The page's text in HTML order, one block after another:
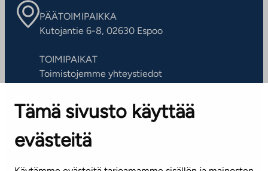
Tämä sivusto käyttää
evästeitä
PÄÄTOIMIPAIKKA
Kutojantie 6-8, 02630 Espoo
TOIMIPAIKAT
Toimistojemme yhteystiedot
ASIAKASPALVELUKESKUS
Puh. 045 7734 3777
(arkisin klo 8-16)